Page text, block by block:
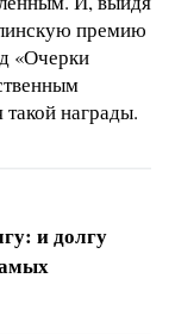
премию
«Очерки
награды.
и долгу